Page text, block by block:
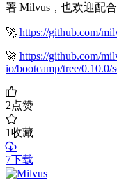
署 Milvus，也欢迎配
🚀 https://github.com/
🚀 https://github.com/
io/bootcamp/tree/0.10.0/
2点赞
1收藏
7下载